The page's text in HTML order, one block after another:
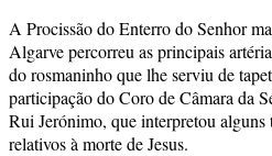
A Procissão do Enterro do Senhor
Algarve percorreu as principais
do rosmaninho que lhe serviu de
participação do Coro de Câmara da
Rui Jerónimo, que interpretou alguns
relativos à morte de Jesus.